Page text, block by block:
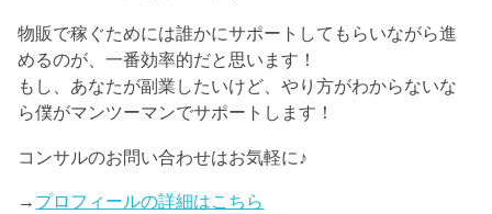
物販で稼ぐためには誰かにサポートしてもらいながら進
めるのが、一番効率的だと思います！
もし、あなたが副業したいけど、やり方がわからないな
ら僕がマンツーマンでサポートします！
コンサルのお問い合わせはお気軽に♪
→ プロフィールの詳細はこちら